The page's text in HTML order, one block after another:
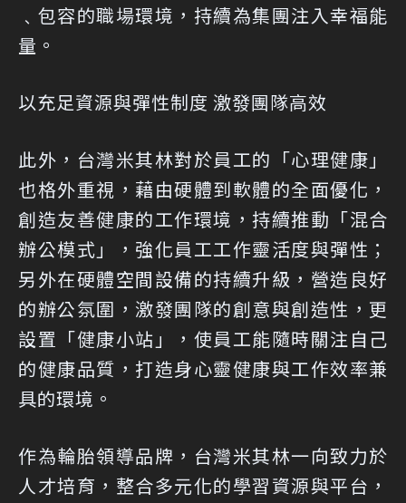
﹑包容的職場環境，持續為集團注入幸福能
量。
以充足資源與彈性制度 激發團隊高效
此外，台灣米其林對於員工的「心理健康」
也格外重視，藉由硬體到軟體的全面優化，
創造友善健康的工作環境，持續推動「混合
辦公模式」，強化員工工作靈活度與彈性；
另外在硬體空間設備的持續升級，營造良好
的辦公氛圍，激發團隊的創意與創造性，更
設置「健康小站」，使員工能隨時關注自己
的健康品質，打造身心靈健康與工作效率兼
具的環境。
作為輪胎領導品牌，台灣米其林一向致力於
人才培育，整合多元化的學習資源與平台，